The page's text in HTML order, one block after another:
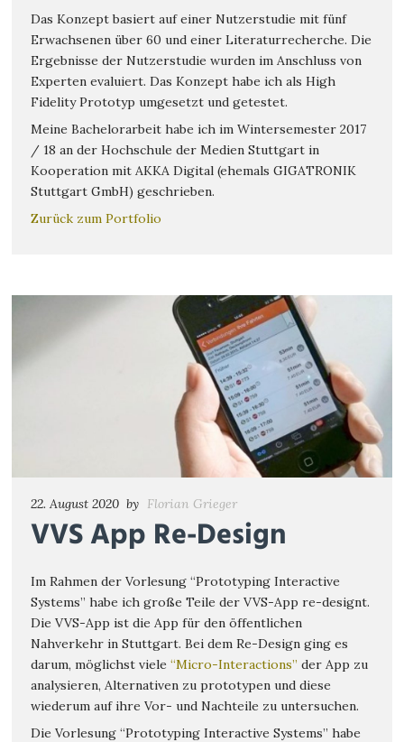
Das Konzept basiert auf einer Nutzerstudie mit fünf
Erwachsenen über 60 und einer Literaturrecherche. Die
Ergebnisse der Nutzerstudie wurden im Anschluss von
Experten evaluiert. Das Konzept habe ich als High
Fidelity Prototyp umgesetzt und getestet.
Meine Bachelorarbeit habe ich im Wintersemester 2017
/ 18 an der Hochschule der Medien Stuttgart in
Kooperation mit AKKA Digital (ehemals GIGATRONIK
Stuttgart GmbH) geschrieben.
Zurück zum Portfolio
22. August 2020 by Florian Grieger
VVS App Re-Design
Im Rahmen der Vorlesung “Prototyping Interactive
Systems” habe ich große Teile der VVS-App re-designt.
Die VVS-App ist die App für den öffentlichen
Nahverkehr in Stuttgart. Bei dem Re-Design ging es
darum, möglichst viele“Micro-Interactions” der App zu
analysieren, Alternativen zu prototypen und diese
wiederum auf ihre Vor- und Nachteile zu untersuchen.
Die Vorlesung “Prototyping Interactive Systems” habe